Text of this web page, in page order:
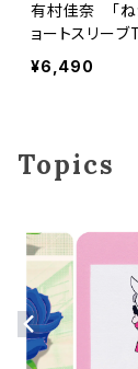
有村佳奈 「ね
ョートスリーブ
¥6,490
Topics